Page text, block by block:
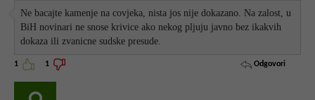
Ne bacajte kamenje na covjeka, nista jos nije dokazano. Na zalost, u
BiH novinari ne snose krivice ako nekog pljuju javno bez ikakvih
dokaza ili zvanicne sudske presude.
1 1 Odgovori